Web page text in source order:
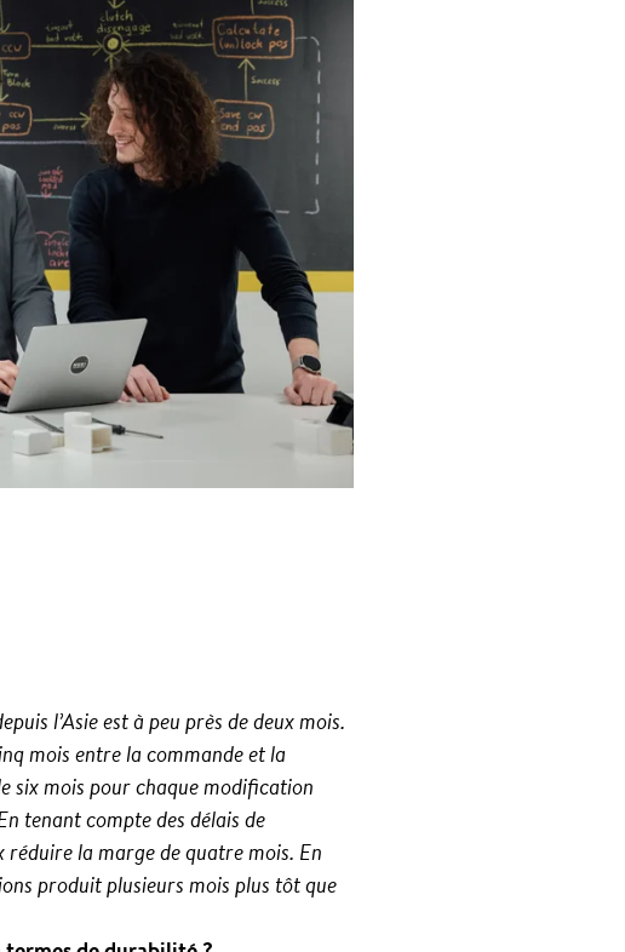
l’Asie est à peu près de deux mois.
mois entre la commande et la
six mois pour chaque modification
tenant compte des délais de
la marge de quatre mois. En
produit plusieurs mois plus tôt que